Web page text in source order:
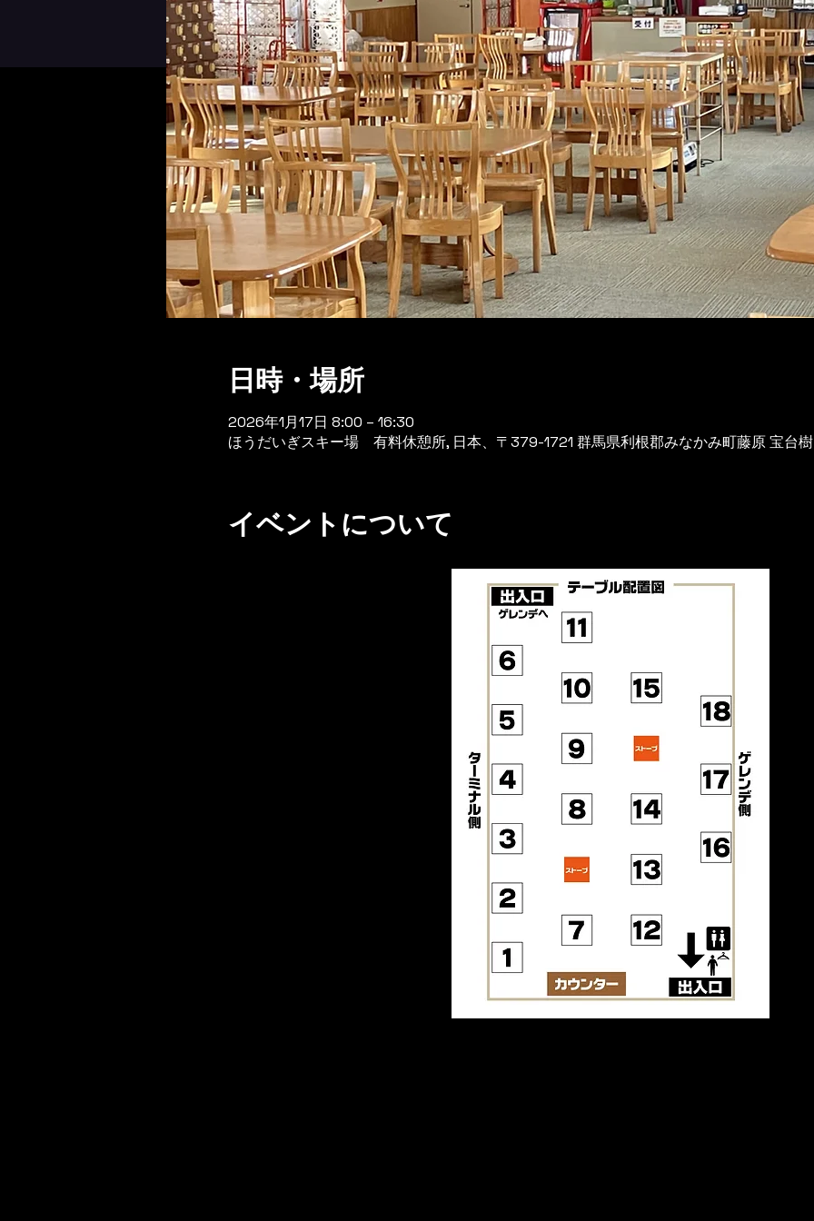
日時・場所
2026年1月17日 8:00 – 16:30
ほうだいぎスキー場 有料休憩所, 日本、〒379-1721 群馬県利根郡みなかみ町藤原 宝台
イベントについて